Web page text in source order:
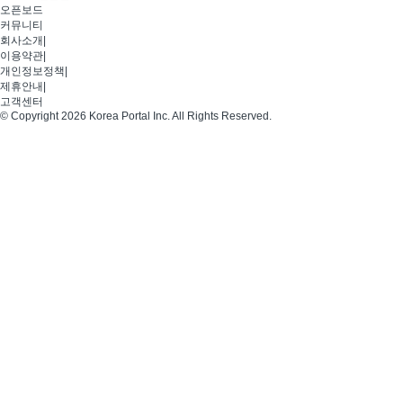
오픈보드
커뮤니티
회사소개
이용약관
개인정보정책
제휴안내
고객센터
© Copyright 2026 Korea Portal Inc. All Rights Reserved.